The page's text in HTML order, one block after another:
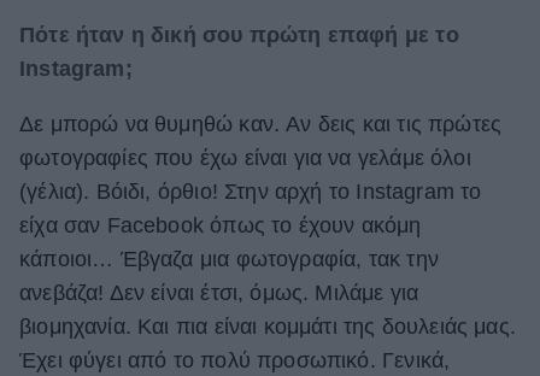
Πότε ήταν η δική σου πρώτη επαφή με το
Instagram;
Δε μπορώ να θυμηθώ καν. Aν δεις και τις πρώτες
φωτογραφίες που έχω είναι για να γελάμε όλοι
(γέλια). Βόιδι, όρθιο! Στην αρχή το Instagram το
είχα σαν Facebook όπως το έχουν ακόμη
κάποιοι… Έβγαζα μια φωτογραφία, τακ την
ανεβάζα! Δεν είναι έτσι, όμως. Μιλάμε για
βιομηχανία. Και πια είναι κομμάτι της δουλειάς μας.
Έχει φύγει από το πολύ προσωπικό. Γενικά,